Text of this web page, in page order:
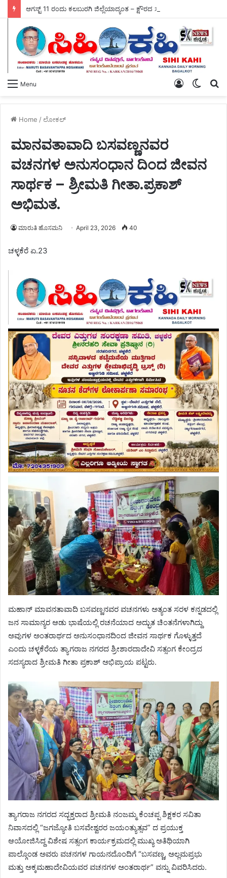
Menu
Switch
Log
Home /ಲೋಕಲ್
ಮಾನವತಾವಾದಿ ಬಸವಣ್ಣನವರ
ವಚನಗಳ ಅನುಸಂಧಾನ ದಿಂದ ಜೀವನ
ಸಾರ್ಥಕ – ಶ್ರೀಮತಿ ಗೀತಾ.ಪ್ರಕಾಶ್
ಅಭಿಮತ.
ಮಾರುತಿ ಹೊಸಮನಿ April 23, 2026 40
ಚಳ್ಳಕೆರೆ ಏ.23
ಮಹಾನ್ ಮಾವನತಾವಾದಿ ಬಸವಣ್ಣನವರ ವಚನಗಳು ಅತ್ಯಂತ ಸರಳ ಕನ್ನಡದಲ್ಲಿ
ಜನ ಸಾಮಾನ್ಯರ ಆಡು ಭಾಷೆಯಲ್ಲಿ ರಚನೆಯಾದ ಅದ್ಭುತ ಚಿಂತನೆಗಳಾಗಿದ್ದು
ಅವುಗಳ ಅಂತರಾರ್ಥದ ಅನುಸಂಧಾನದಿಂದ ಜೀವನ ಸಾರ್ಥಕ ಗೊಳ್ಳುತ್ತದೆ
ಎಂದು ಚಳ್ಳಕೆರೆಯ ತ್ಯಾಗರಾಜ ನಗರದ ಶ್ರೀಶಾರದಾದೇವಿ ಸತ್ಸಂಗ ಕೇಂದ್ರದ
ಸದಸ್ಯರಾದ ಶ್ರೀಮತಿ ಗೀತಾ ಪ್ರಕಾಶ್ ಅಭಿಪ್ರಾಯ ಪಟ್ಟರು.
ತ್ಯಾಗರಾಜ ನಗರದ ಸದ್ಭಕ್ತರಾದ ಶ್ರೀಮತಿ ನಂಜಮ್ಮ ಕೆಂಚಪ್ಪ ಶಿಕ್ಷಕರ ಸವಿತಾ
ನಿವಾಸದಲ್ಲಿ “ಜಗಜ್ಯೋತಿ ಬಸವೇಶ್ವರರ ಜಯಂತ್ಯುತ್ಸವ” ದ ಪ್ರಯುಕ್ತ
ಆಯೋಜಿಸಿದ್ದ ವಿಶೇಷ ಸತ್ಸಂಗ ಕಾರ್ಯಕ್ರಮದಲ್ಲಿ ಮುಖ್ಯ ಅತಿಥಿಯಾಗಿ
ಪಾಲ್ಗೊಂಡ ಅವರು ವಚನಗಳ ಗಾಯನದೊಂದಿಗೆ “ಬಸವಣ್ಣ, ಅಲ್ಲಮಪ್ರಭು
ಮತ್ತು ಅಕ್ಕಮಹಾದೇವಿಯವರ ವಚನಗಳ ಅಂತರಾರ್ಥ” ವನ್ನು ವಿವರಿಸಿದರು.